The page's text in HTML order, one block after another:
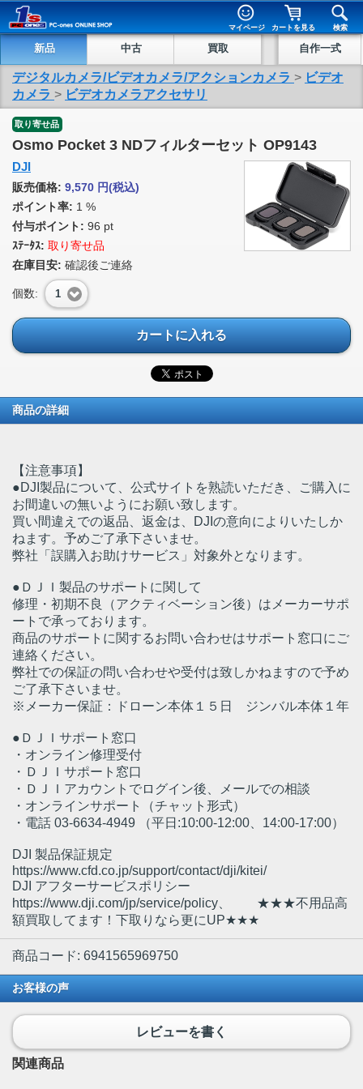
マイページ カートを見る 検索
新品 中古 買取 自作一式
デジタルカメラ/ビデオカメラ/アクションカメラ > ビデオ
カメラ > ビデオカメラアクセサリ
取り寄せ品
Osmo Pocket 3 NDフィルターセット OP9143
DJI
販売価格: 9,570 円(税込)
ポイント率: 1 %
付与ポイント: 96 pt
ｽﾃｰﾀｽ: 取り寄せ品
在庫目安: 確認後ご連絡
個数: 1
カートに入れる
商品の詳細
【注意事項】
●DJI製品について、公式サイトを熟読いただき、ご購入に
お間違いの無いようにお願い致します。
買い間違えでの返品、返金は、DJIの意向によりいたしか
ねます。予めご了承下さいませ。
弊社「誤購入お助けサービス」対象外となります。
●ＤＪＩ製品のサポートに関して
修理・初期不良（アクティベーション後）はメーカーサポ
ートで承っております。
商品のサポートに関するお問い合わせはサポート窓口にご
連絡ください。
弊社での保証の問い合わせや受付は致しかねますので予め
ご了承下さいませ。
※メーカー保証：ドローン本体１５日 ジンバル本体１年
●ＤＪＩサポート窓口
・オンライン修理受付
・ＤＪＩサポート窓口
・ＤＪＩアカウントでログイン後、メールでの相談
・オンラインサポート（チャット形式）
・電話 03-6634-4949 （平日:10:00-12:00、14:00-17:00）
DJI 製品保証規定
https://www.cfd.co.jp/support/contact/dji/kitei/
DJI アフターサービスポリシー
https://www.dji.com/jp/service/policy、 ★★★不用品高
額買取してます！下取りなら更にUP★★★
商品コード: 6941565969750
お客様の声
レビューを書く
関連商品